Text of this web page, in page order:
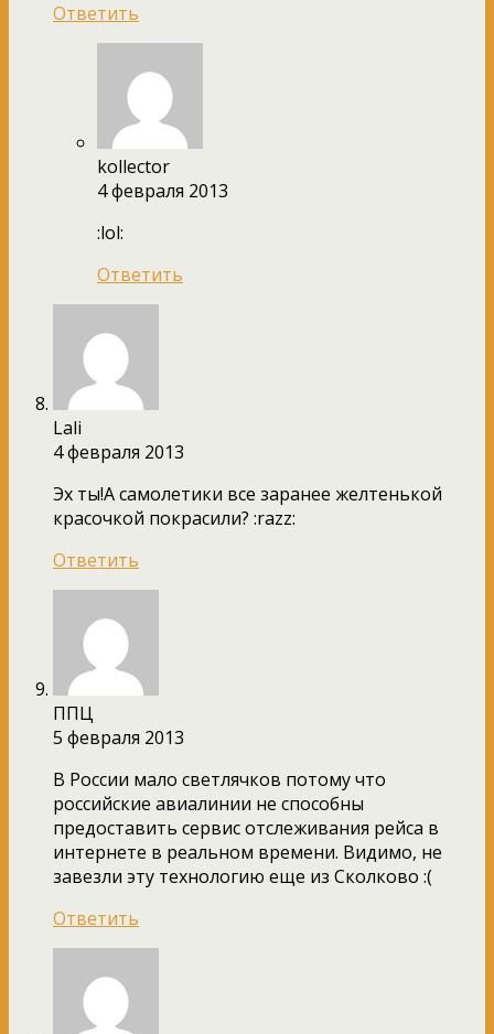
Ответить
kollector
4 февраля 2013
:lol:
Ответить
Lali
4 февраля 2013
Эх ты!А самолетики все заранее желтенькой
красочкой покрасили? :razz:
Ответить
ППЦ
5 февраля 2013
В России мало светлячков потому что
российские авиалинии не способны
предоставить сервис отслеживания рейса в
интернете в реальном времени. Видимо, не
завезли эту технологию еще из Сколково :(
Ответить